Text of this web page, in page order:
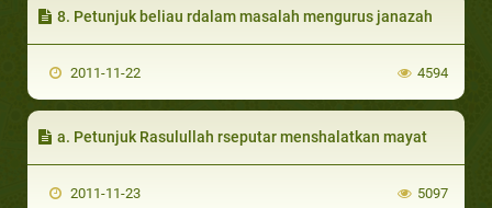
8. Petunjuk beliau rdalam masalah mengurus janazah
2011-11-22 4594
a. Petunjuk Rasulullah rseputar menshalatkan mayat
2011-11-23 5097